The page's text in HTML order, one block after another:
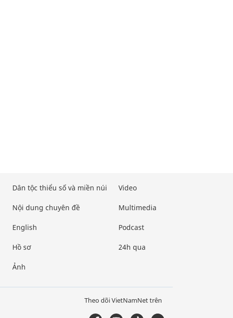
Dân tộc thiểu số và miền núi
Nội dung chuyên đề
English
Hồ sơ
Ảnh
Video
Multimedia
Podcast
24h qua
Theo dõi VietNamNet trên